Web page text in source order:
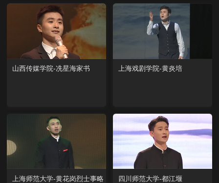
山西传媒学院-冼星海家书 上海戏剧学院-黄炎培
上海师范大学-黄花岗烈士事略 四川师范大学-都江堰